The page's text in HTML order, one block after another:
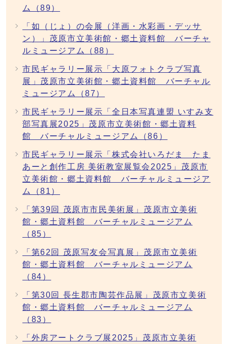
ム（89）
「如（じょ）の会展（洋画・水彩画・デッサ
ン）」茂原市立美術館・郷土資料館 バーチャ
ルミュージアム（88）
市民ギャラリー展示「大原フォトクラブ写真
展」茂原市立美術館・郷土資料館 バーチャル
ミュージアム（87）
市民ギャラリー展示「全日本写真連盟 いすみ支
部写真展2025」茂原市立美術館・郷土資料
館 バーチャルミュージアム（86）
市民ギャラリー展示「株式会社いろだま たま
あーと創作工房 美術教室展覧会2025」茂原市
立美術館・郷土資料館 バーチャルミュージア
ム（81）
「第39回 茂原市市民美術展」茂原市立美術
館・郷土資料館 バーチャルミュージアム
（85）
「第62回 茂原写友会写真展」茂原市立美術
館・郷土資料館 バーチャルミュージアム
（84）
「第30回 長生郡市陶芸作品展」茂原市立美術
館・郷土資料館 バーチャルミュージアム
（83）
「外房アートクラブ展2025」茂原市立美術